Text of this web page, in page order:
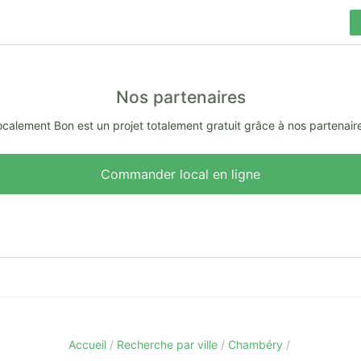
Nos partenaires
Bon est un projet totalement gratuit grâce à nos
Commander local en ligne
Accueil Recherche par ville Chambéry